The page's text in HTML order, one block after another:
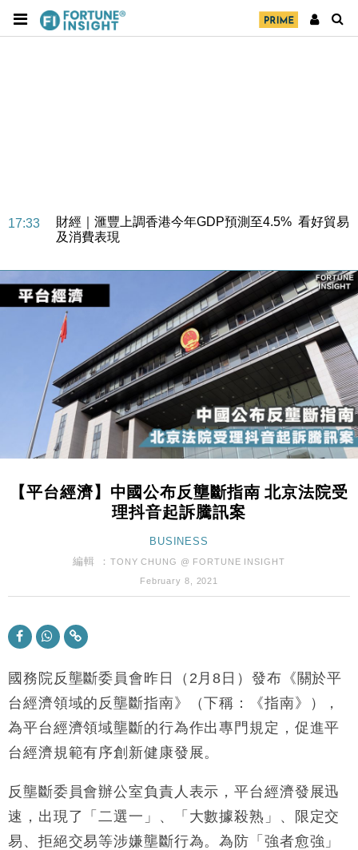
17:33
財經｜滙豐上調香港今年GDP預測至4.5% 看好貿易
及消費表現
16:05
財經｜日經失守6.5萬點後回穩 全周仍升近2%
財經｜恒隆10月換帥 玩具「反」斗城亞洲CEO蔡德
粦接任
財經｜韓股反覆波動收跌 連挫7周創逾3年最長跌勢
13:44
財經｜內地7月美元計價出口增近24%勝預期 貿易順
差達1125億美元
12:44
財經｜日本春季三度入市撐日圓 4月單日斥6.28萬億
11:12
國際｜特朗普料美伊戰事快結束 承認部分彈藥庫存緊
財經｜SA售股自救後再出手 斥4億美元押注未上市公
財經｜華僑銀行上半年淨利創新高 中期息增15%至
47仙
17:33
及消費表現
損失近6900萬元
16:05
財經｜日經失守6.5萬點後回穩 全周仍升近2%
15:47
粦接任
15:11
13:44
財經｜內地7月美元計價出口增近24%勝預期 貿易順
差達1125億美元
【平台經濟】中國公布反壟斷指南 北京法院受
理抖音起訴騰訊案
BUSINESS
編輯 ： TONY CHUNG @ FORTUNE INSIGHT
February 8, 2021
國務院反壟斷委員會昨日（2月8日）發布《關於平
台經濟領域的反壟斷指南》（下稱：《指南》），
為平台經濟領域壟斷的行為作出專門規定，促進平
台經濟規範有序創新健康發展。
反壟斷委員會辦公室負責人表示，平台經濟發展迅
速，出現了「二選一」、「大數據殺熟」、限定交
易、拒絕交易等涉嫌壟斷行為。為防「強者愈強」